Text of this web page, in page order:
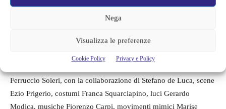
Nega
Visualizza le preferenze
Cookie Policy Privacy e Policy
dal 23 maggio al 9 giugno 2019
Ferruccio Soleri, con la collaborazione di Stefano de Luca, scene
Ezio Frigerio, costumi Franca Squarciapino, luci Gerardo
Modica, musiche Fiorenzo Carpi, movimenti mimici Marise